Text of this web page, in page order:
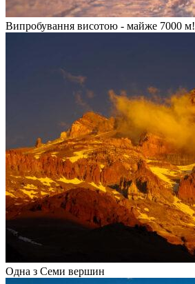
Випробування висотою - майже 7000 м!
Одна з Семи вершин